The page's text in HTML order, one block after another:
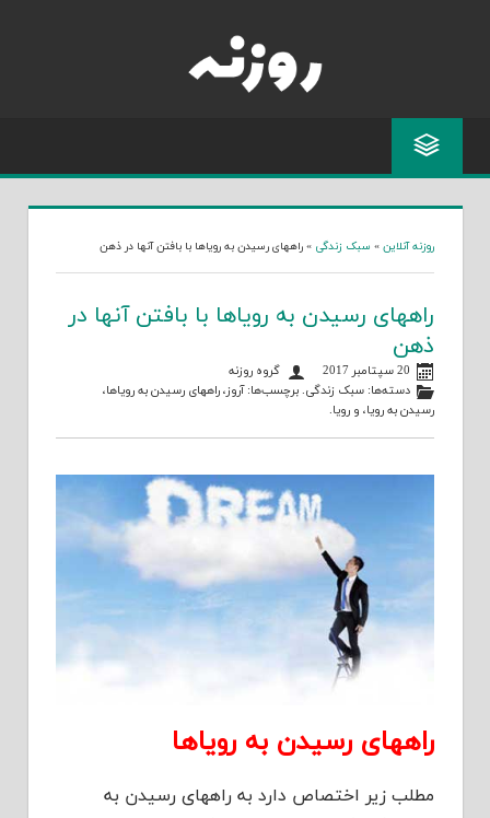
روزنه آنلاین » سبک زندگی » راههای رسیدن به رویاها با بافتن آنها در ذهن
راههای رسیدن به رویاها با بافتن آنها در
ذهن
20 سپتامبر 2017
گروه روزنه
دسته‌ها:سبک زندگی. برچسب‌ها:آروز،راههای رسیدن به رویاها،
رسیدن به رویا، و رویا.
راههای رسیدن به رویاها
مطلب زیر اختصاص دارد به راههای رسیدن به